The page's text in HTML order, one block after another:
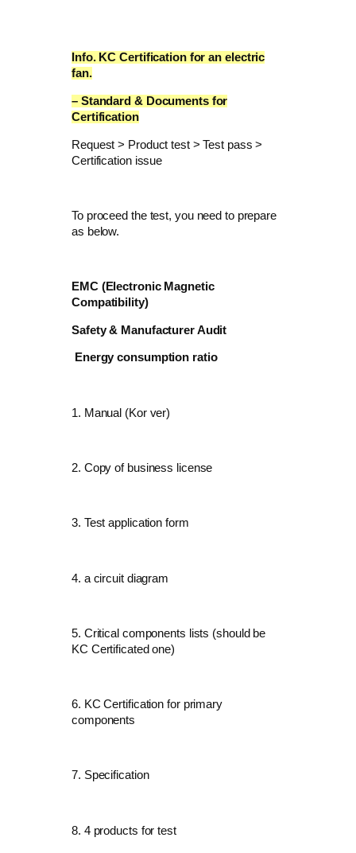
Info. KC Certification foran electric
fan.
– Standard & Documents for
Certification
Request > Product test > Test pass >
Certification issue
To proceed the test, you need to prepare
as below.
EMC (Electronic Magnetic
Compatibility)
Safety & Manufacturer Audit
Energy consumption ratio
1. Manual (Kor ver)
2. Copy of business license
3. Testapplication form
4. a circuit diagram
5. Critical components lists (should be
KC Certificated one)
6. KC Certification for primary
components
7. Specification
8. 4 products for test